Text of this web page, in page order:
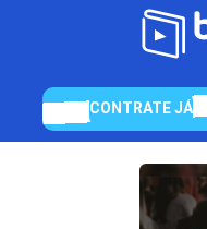
CONTRATE JÁ